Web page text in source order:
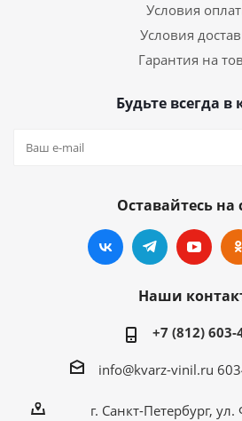
Условия
Условия
Гарантия на
Будьте всегда в
Оставайтесь на
Наши
+7 (812) 603-
info@kvarz-vinil.ru
г. Санкт-Петербург,